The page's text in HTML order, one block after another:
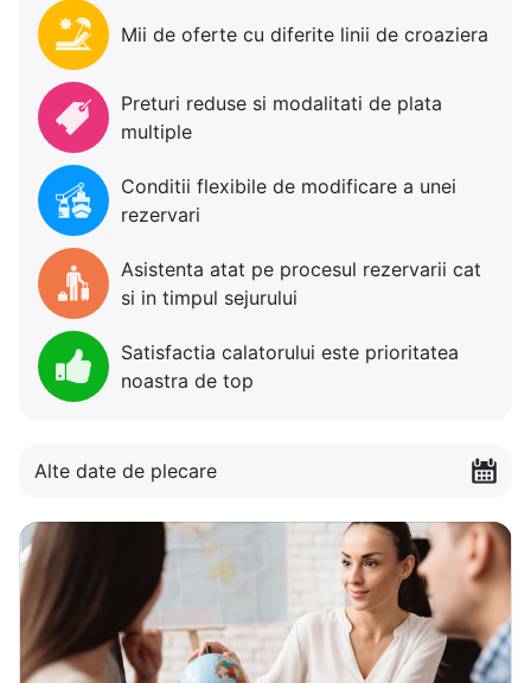
Mii de oferte cu diferite linii de croaziera
Preturi reduse si modalitati de plata
multiple
Conditii flexibile de modificare a unei
rezervari
Asistenta atat pe procesul rezervarii cat
si in timpul sejurului
Satisfactia calatorului este prioritatea
noastra de top
Alte date de plecare